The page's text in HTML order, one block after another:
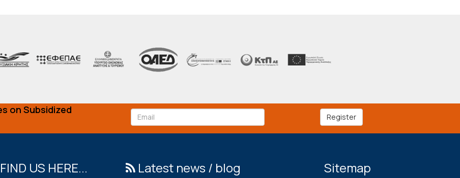
on Subsidized
Register
FIND US HERE... Latest news / blog Sitemap